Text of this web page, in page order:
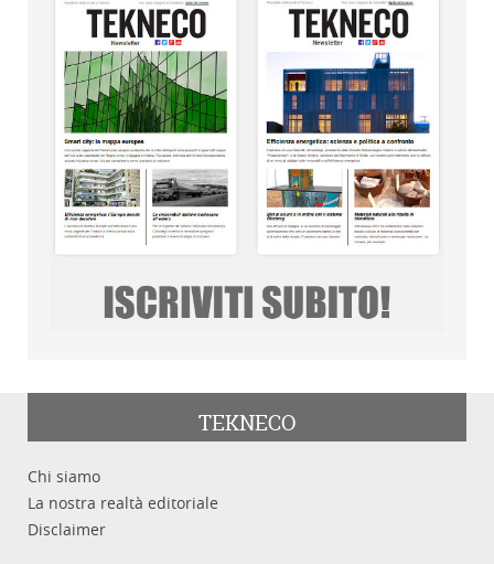
TEKNECO
Chi siamo
La nostra realtà editoriale
Disclaimer